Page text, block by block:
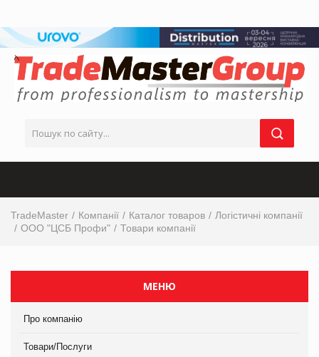
TradeMaster Компанії Каталог товаров
Логістичні компанії
ООО "ЦСБ Профи"
Товари компанії
МЕНЮ
Про компанію
Товари/Послуги